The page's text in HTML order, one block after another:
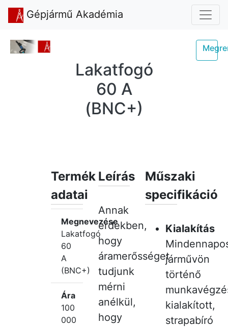
Gépjármű Akadémia
Lakatfogó
60 A
(BNC+)
Termék
adatai
Megnevezése
Lakatfogó
60
A
(BNC+)
Ára
100
000
Leírás
Annak
érdekben,
hogy
áramerősséget
tudjunk
mérni
anélkül,
hogy
Műszaki
specifikáció
Kialakítás
járművön
történő
kialakított,
strapabíró